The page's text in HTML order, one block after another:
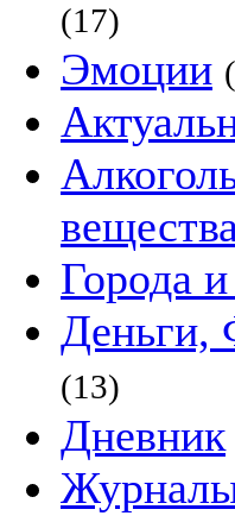
(17)
Эмоции
вещества
Города
Деньги,
(13)
Дневник